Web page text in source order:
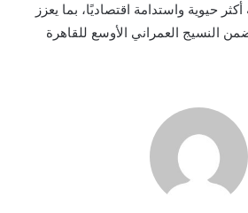
حيوية واستدامة اقتصاديًا، بما يعزز
النسيج العمراني الأوسع للقاهرة